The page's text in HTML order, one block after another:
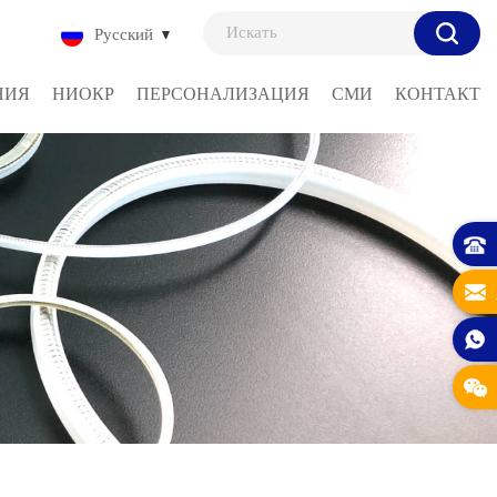
Русский
НИОКР ПЕРСОНАЛИЗАЦИЯ СМИ КОНТАКТ